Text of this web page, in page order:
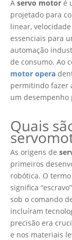
A servo motor é
projetado para
linear,
essenciais para
automação
de consumo. Ao
motor opera
permitindo fazer
um desempenho
Quais
As origens de
primeiros
robótica. O termo
significa
sob o comando
incluíram
precisão era
e nos materiais